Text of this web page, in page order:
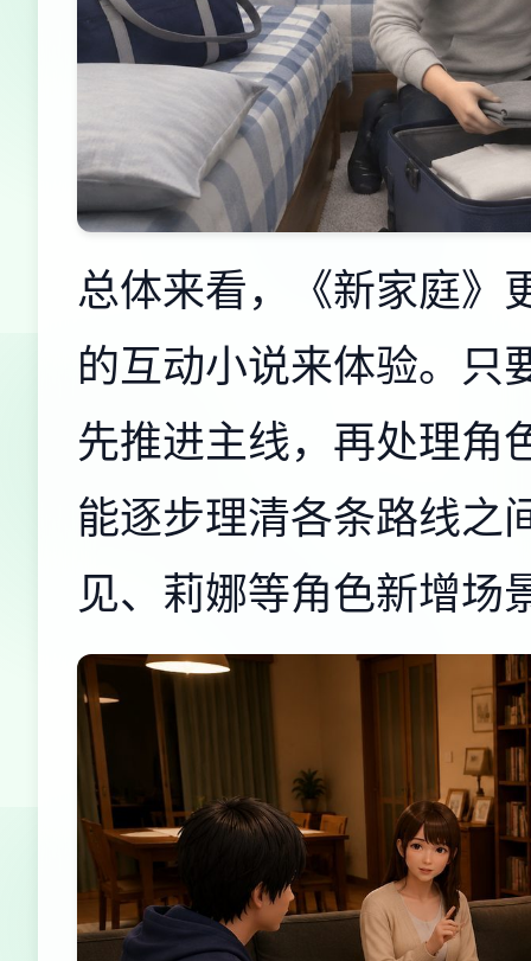
总体来看，《新家庭》
的互动小说来体验。只
先推进主线，再处理角
能逐步理清各条路线之
见、莉娜等角色新增场